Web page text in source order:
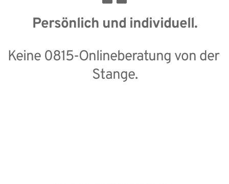
Persönlich und individuell.
Keine 0815-Onlineberatung von der
Stange.